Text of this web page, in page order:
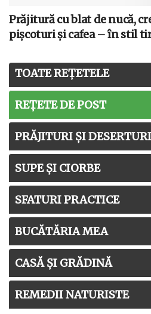
Prăjitură cu blat de nucă,
pișcoturi și cafea – în stil
TOATE REȚETELE
REȚETE DE POST
PRĂJITURI ȘI DESERTURI
SUPE ȘI CIORBE
SFATURI PRACTICE
BUCĂTĂRIA MEA
CASĂ ȘI GRĂDINĂ
REMEDII NATURISTE